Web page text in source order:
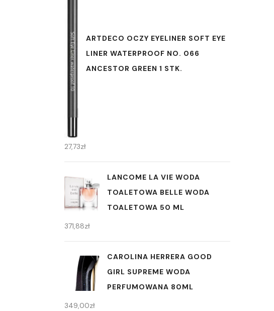
ARTDECO OCZY EYELINER SOFT EYE
LINER WATERPROOF NO. 066
ANCESTOR GREEN 1 STK.
27,73zł
LANCOME LA VIE WODA
TOALETOWA BELLE WODA
TOALETOWA 50 ML
371,88zł
CAROLINA HERRERA GOOD
GIRL SUPREME WODA
PERFUMOWANA 80ML
349,00zł